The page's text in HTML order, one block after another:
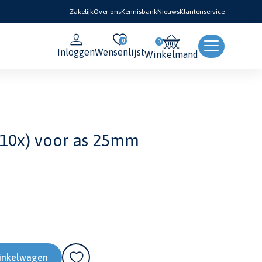
ZakelijkOver onsKennisbankNieuwsKlantenservice
Inloggen
0
WensenlijstWinkelmand
voor as 25mm